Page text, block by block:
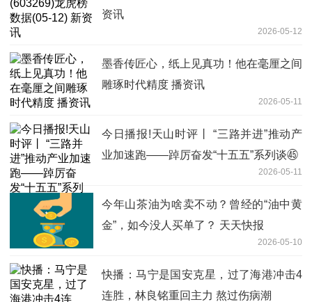
资讯
2026-05-12
墨香传匠心，纸上见真功！他在毫厘之间
雕琢时代精度 播资讯
2026-05-11
今日播报!天山时评丨 “三路并进”推动产
业加速跑——踔厉奋发“十五五”系列谈㊺
2026-05-11
今年山茶油为啥卖不动？曾经的“油中黄
金”，如今没人买单了？ 天天快报
2026-05-10
快播：马宁是国安克星，过了海港冲击4
连胜，林良铭重回主力 熬过伤病潮